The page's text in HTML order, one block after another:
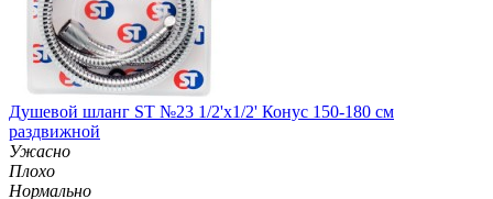
Душевой шланг ST №23 1/2'х1/2' Конус 150-180 см
раздвижной
Ужасно
Плохо
Нормально